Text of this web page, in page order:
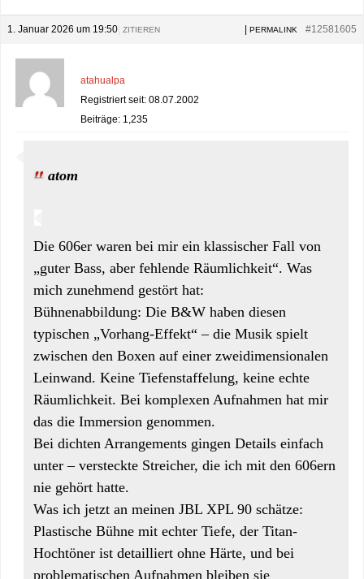
1. Januar 2026 um 19:50 #12581605
PERMALINK
ZITIEREN
atahualpa
Registriert seit: 08.07.2002
Beiträge: 1,235
atom
Die 606er waren bei mir ein klassischer Fall von
„guter Bass, aber fehlende Räumlichkeit“. Was
mich zunehmend gestört hat:
Bühnenabbildung: Die B&W haben diesen
typischen „Vorhang-Effekt“ – die Musik spielt
zwischen den Boxen auf einer zweidimensionalen
Leinwand. Keine Tiefenstaffelung, keine echte
Räumlichkeit. Bei komplexen Aufnahmen hat mir
das die Immersion genommen.
Bei dichten Arrangements gingen Details einfach
unter – versteckte Streicher, die ich mit den 606ern
nie gehört hatte.
Was ich jetzt an meinen JBL XPL 90 schätze:
Plastische Bühne mit echter Tiefe, der Titan-
Hochtöner ist detailliert ohne Härte, und bei
problematischen Aufnahmen bleiben sie